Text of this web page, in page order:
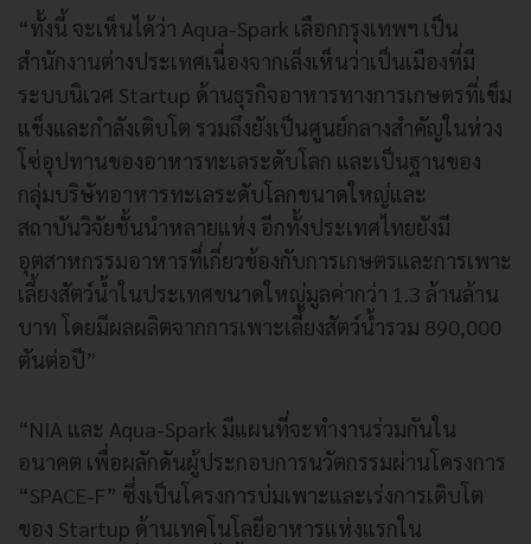
“ทั้งนี้ จะเห็นได้ว่า Aqua-Spark เลือกกรุงเทพฯ เป็น
สำนักงานต่างประเทศเนื่องจากเล็งเห็นว่าเป็นเมืองที่มี
ระบบนิเวศ Startup ด้านธุรกิจอาหารทางการเกษตรที่เข็ม
แข็งและกำลังเติบโต รวมถึงยังเป็นศูนย์กลางสำคัญในห่วง
โซ่อุปทานของอาหารทะเลระดับโลก และเป็นฐานของ
กลุ่มบริษัทอาหารทะเลระดับโลกขนาดใหญ่และ
สถาบันวิจัยชั้นนำหลายแห่ง อีกทั้งประเทศไทยยังมี
อุตสาหกรรมอาหารที่เกี่ยวข้องกับการเกษตรและการเพาะ
เลี้ยงสัตว์น้ำในประเทศขนาดใหญ่มูลค่ากว่า 1.3 ล้านล้าน
บาท โดยมีผลผลิตจากการเพาะเลี้ยงสัตว์น้ำรวม 890,000
ตันต่อปี”
“NIA และ Aqua-Spark มีแผนที่จะทำงานร่วมกันใน
อนาคต เพื่อผลักดันผู้ประกอบการนวัตกรรมผ่านโครงการ
“SPACE-F” ซึ่งเป็นโครงการบ่มเพาะและเร่งการเติบโต
ของ Startup ด้านเทคโนโลยีอาหารแห่งแรกใน